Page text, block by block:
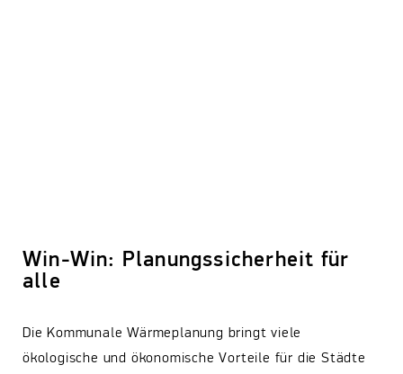
Win-Win: Planungssicherheit für
alle
Die Kommunale Wärmeplanung bringt viele
ökologische und ökonomische Vorteile für die Städte